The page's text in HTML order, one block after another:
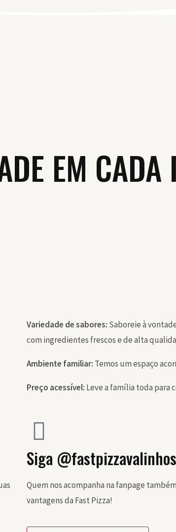
EM CADA
Variedade de sabores: Saboreie à
com ingredientes frescos e de alta
Ambiente familiar: Temos um espaço
Preço acessível: Leve a família toda para
Siga @fastpizzavalinhos
Quem nos acompanha na fanpage
vantagens da Fast Pizza!